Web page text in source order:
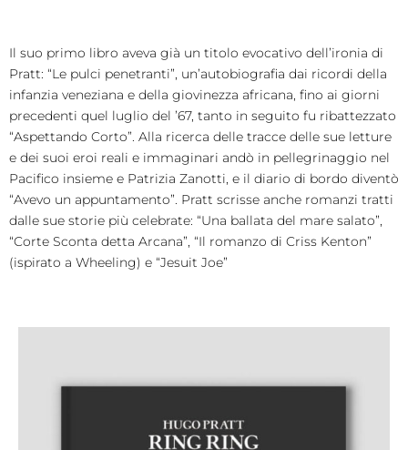
Il suo primo libro aveva già un titolo evocativo dell’ironia di
Pratt: “Le pulci penetranti”, un’autobiografia dai ricordi della
infanzia veneziana e della giovinezza africana, fino ai giorni
precedenti quel luglio del ’67, tanto in seguito fu ribattezzato
“Aspettando Corto”. Alla ricerca delle tracce delle sue letture
e dei suoi eroi reali e immaginari andò in pellegrinaggio nel
Pacifico insieme e Patrizia Zanotti, e il diario di bordo diventò
“Avevo un appuntamento”. Pratt scrisse anche romanzi tratti
dalle sue storie più celebrate: “Una ballata del mare salato”,
“Corte Sconta detta Arcana”, “Il romanzo di Criss Kenton”
(ispirato a Wheeling) e “Jesuit Joe”